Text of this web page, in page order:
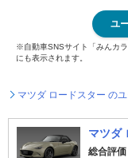
ユ
※自動車SNSサイト「みんカ
にも表示されます。
マツダ ロードスター の
マツダ
総合評価